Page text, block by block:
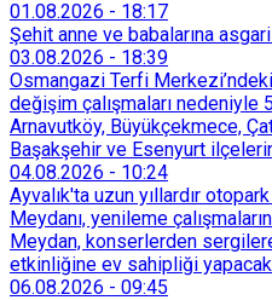
taşımadığını savunan Dören,
başvurdu.
01.08.2026 - 18:17
Şehit anne ve babalarına
03.08.2026 - 18:39
Osmangazi Terfi
değişim çalışmaları
Arnavutköy, Büyükçekmece,
Başakşehir ve Esenyurt
süreyle su verilemeyecek.
04.08.2026 - 10:24
Ayvalık'ta uzun yıllardır
Meydanı, yenileme
Meydan, konserlerden
etkinliğine ev sahipliği
06.08.2026 - 09:45